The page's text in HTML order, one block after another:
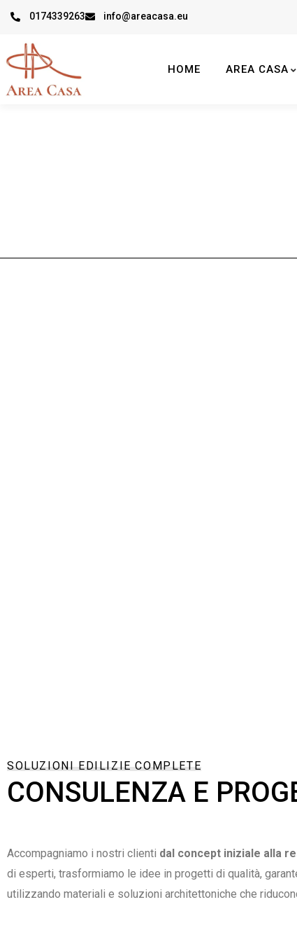
0174339263 info@areacasa.eu
HOME AREA CASA
SOLUZIONI EDILIZIE COMPLETE
CONSULENZA E
Accompagniamo i nostri clienti dal concept iniziale alla
di esperti, trasformiamo le idee in progetti di qualità,
utilizzando materiali e soluzioni architettoniche che